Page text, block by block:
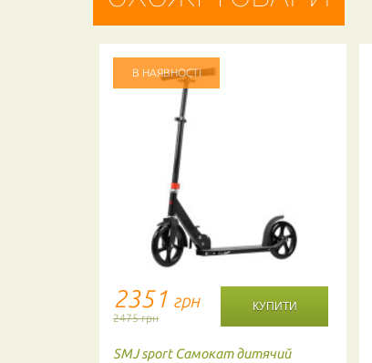
В НАЯВНОСТІ
2351 грн
2475 грн
SMJ sport Самокат дитячий